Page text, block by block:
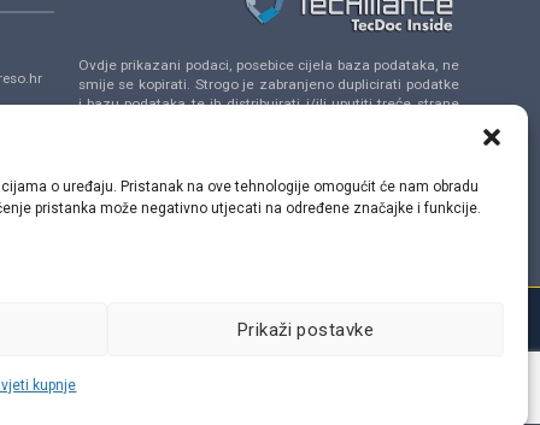
o uređaju. Pristanak na ove tehnologije omogućit će nam obradu
pristanka može negativno utjecati na određene značajke i funkcije.
Prikaži postavke
kupnje
14,
Ovdje prikazani podaci, posebice cijela baza podataka, ne
smije se kopirati. Strogo je zabranjeno duplicirati podatke
i bazu podataka te ih distribuirati i/ili uputiti treće strane